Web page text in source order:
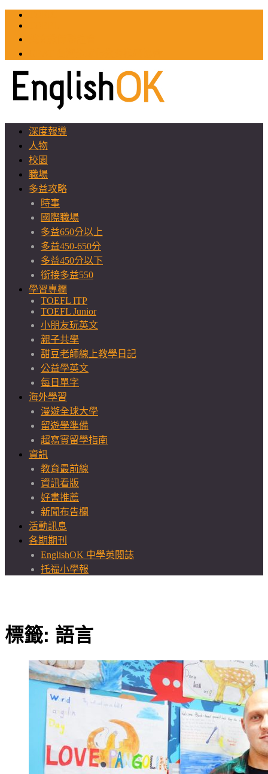
深度報導
人物
校園
職場
多益攻略
時事
國際職場
多益650分以上
多益450-650分
多益450分以下
銜接多益550
學習專欄
TOEFL ITP
TOEFL Junior
小朋友玩英文
親子共學
甜豆老師線上教學日記
公益學英文
每日單字
海外學習
漫遊全球大學
留遊學準備
超寫實留學指南
資訊
教育最前線
資訊看版
好書推薦
新聞布告欄
活動訊息
各期期刊
EnglishOK 中學英閱誌
托福小學報
標籤: 語言